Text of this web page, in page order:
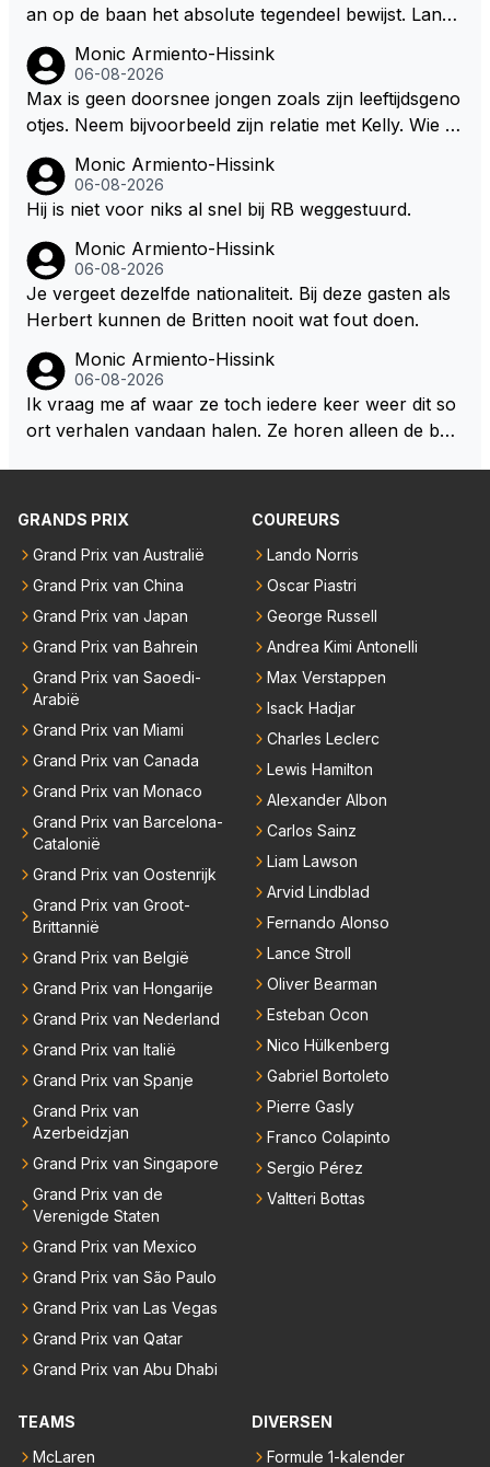
uren. Afdragen van BTW gelden en vergunningen bi
j dergelijke sportievefestiviteiten MOET je dan weer
wel afstaan, de parasiet.
an op de baan het absolute tegendeel bewijst. Lando
dan eigenlijk niet echt zien. ;)
Monic Armiento-Hissink
06-08-2026
Max is geen doorsnee jongen zoals zijn leeftijdsgeno
otjes. Neem bijvoorbeeld zijn relatie met Kelly. Wie g
artjes ouder is en al een kleine heeft van een voorm
alig RB-lid op de leeftijd van 23 jaar? Hij doet dingen
oon. Ieder jaar is er in Hongarije een uitje voor zijn t
eam. Op 28-jarige leeftijd is hij al eigenaar van een su
ccesvol raceteam. Hij is niet alleen speciaal in de aut
Monic Armiento-Hissink
06-08-2026
Hij is niet voor niks al snel bij RB weggestuurd.
Monic Armiento-Hissink
06-08-2026
Je vergeet dezelfde nationaliteit. Bij deze gasten als
Herbert kunnen de Britten nooit wat fout doen.
Monic Armiento-Hissink
06-08-2026
Ik vraag me af waar ze toch iedere keer weer dit so
ort verhalen vandaan halen. Ze horen alleen de boa
emand weet wat er zich afspeelt achter gesloten de
iedereen is vertrokken. Dat er nu een paar jaar acht
er elkaar mensen een andere uitdagingen zoeken of
niet meer in de F1 willen werken is niet zo gek als de
meesten van hen al sinds dat RB hun intrede deed a
anwezig waren. De mensen die nu een aantal van di
e lege plaatsen op gaan vullen hebben ook al jaren
binnen RB gewerkt en zijn voor Max geen vreemde
n meer. Ook andere teams verliezen mensen. Er wo
rdt teveel drama van gemaakt.
GRANDS PRIX
Grand Prix van Australië
Grand Prix van China
Grand Prix van Japan
Grand Prix van Bahrein
Grand Prix van Saoedi-
Arabië
Grand Prix van Miami
Grand Prix van Canada
Grand Prix van Monaco
Grand Prix van Barcelona-
Catalonië
Grand Prix van Oostenrijk
Grand Prix van Groot-
Brittannië
Grand Prix van België
Grand Prix van Hongarije
Grand Prix van Nederland
Grand Prix van Italië
Grand Prix van Spanje
Grand Prix van
Azerbeidzjan
Grand Prix van Singapore
Grand Prix van de
Verenigde Staten
Grand Prix van Mexico
Grand Prix van São Paulo
Grand Prix van Las Vegas
Grand Prix van Qatar
Grand Prix van Abu Dhabi
COUREURS
Lando Norris
Oscar Piastri
George Russell
Andrea Kimi Antonelli
Max Verstappen
Isack Hadjar
Charles Leclerc
Lewis Hamilton
Alexander Albon
Carlos Sainz
Liam Lawson
Arvid Lindblad
Fernando Alonso
Lance Stroll
Oliver Bearman
Esteban Ocon
Nico Hülkenberg
Gabriel Bortoleto
Pierre Gasly
Franco Colapinto
Sergio Pérez
Valtteri Bottas
TEAMS
McLaren
DIVERSEN
Formule 1-kalender